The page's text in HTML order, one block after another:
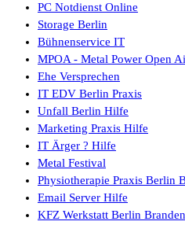
PC Notdienst Online
Storage Berlin
Bühnenservice IT
MPOA - Metal Power Open
Ehe Versprechen
IT EDV Berlin Praxis
Unfall Berlin Hilfe
Marketing Praxis Hilfe
IT Ärger ? Hilfe
Metal Festival
Physiotherapie Praxis Berlin
Email Server Hilfe
KFZ Werkstatt Berlin